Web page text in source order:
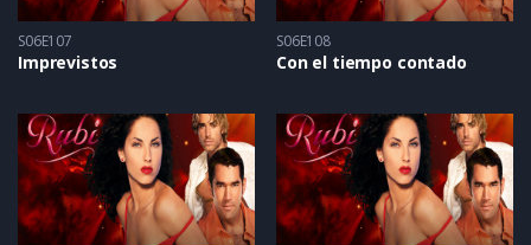
S06E107
Imprevistos
S06E108
Con el tiempo contado